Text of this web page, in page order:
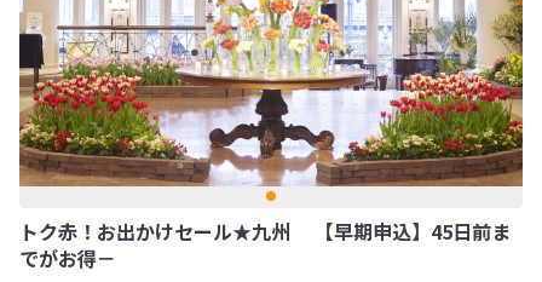
トク赤！お出かけセール★九州 【早期申込】45日前ま
でがお得－